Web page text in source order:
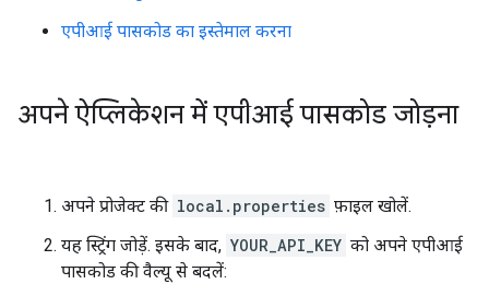
एपीआई पासकोड का इस्तेमाल करना
अपने ऐप्लिकेशन में एपीआई पासकोड जोड़ना
अपने प्रोजेक्ट की local.properties फ़ाइल खोलें.
यह स्ट्रिंग जोड़ें. इसके बाद, YOUR_API_KEY को अपने एपीआई
पासकोड की वैल्यू से बदलें: